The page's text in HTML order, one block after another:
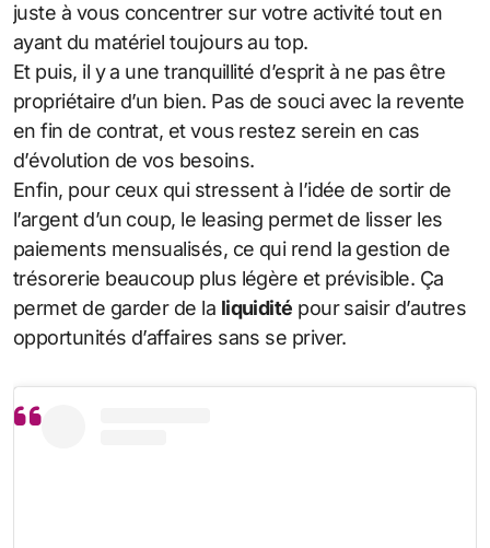
juste à vous concentrer sur votre activité tout en
ayant du matériel toujours au top.
Et puis, il y a une tranquillité d’esprit à ne pas être
propriétaire d’un bien. Pas de souci avec la revente
en fin de contrat, et vous restez serein en cas
d’évolution de vos besoins.
Enfin, pour ceux qui stressent à l’idée de sortir de
l’argent d’un coup, le leasing permet de lisser les
paiements mensualisés, ce qui rend la gestion de
trésorerie beaucoup plus légère et prévisible. Ça
permet de garder de la liquidité pour saisir d’autres
opportunités d’affaires sans se priver.